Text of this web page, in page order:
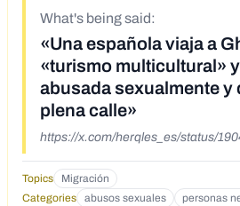
What's being said:
«Una española viaja a
«turismo multicultural»
abusada sexualmente y
plena calle»
https://x.com/herqles_es/status/
Topics Migración
Categories
abusos sexuales personas